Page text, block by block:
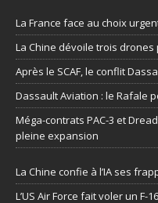
La France face au choix
La Chine dévoile trois
Après le SCAF, le conflit
Dassault Aviation : le Rafale
Méga-contrats PAC-3 et
pleine expansion
La Chine confie à l’IA ses
L’US Air Force fait voler un F-